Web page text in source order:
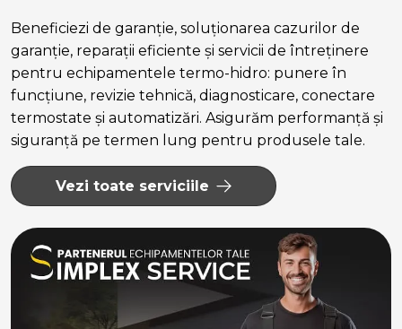
Beneficiezi de garanție, soluționarea cazurilor de
garanție, reparații eficiente și servicii de întreținere
pentru echipamentele termo-hidro: punere în
funcțiune, revizie tehnică, diagnosticare, conectare
termostate și automatizări. Asigurăm performanță și
siguranță pe termen lung pentru produsele tale.
Vezi toate serviciile